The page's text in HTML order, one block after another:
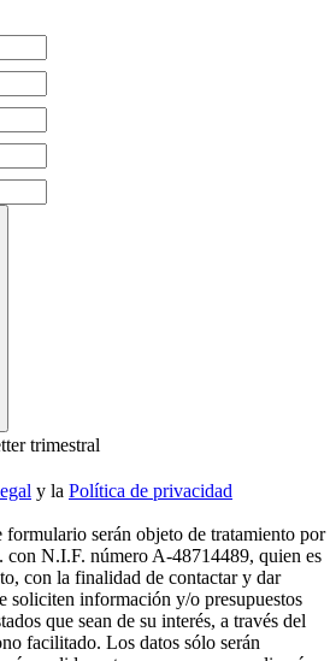
trimestral
y la Política de privacidad
formulario serán objeto de tratamiento por
N.I.F. número A-48714489, quien es
con la finalidad de contactar y dar
soliciten información y/o presupuestos
que sean de su interés, a través del
facilitado. Los datos sólo serán